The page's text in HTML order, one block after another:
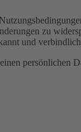
zu
und
persönlichen